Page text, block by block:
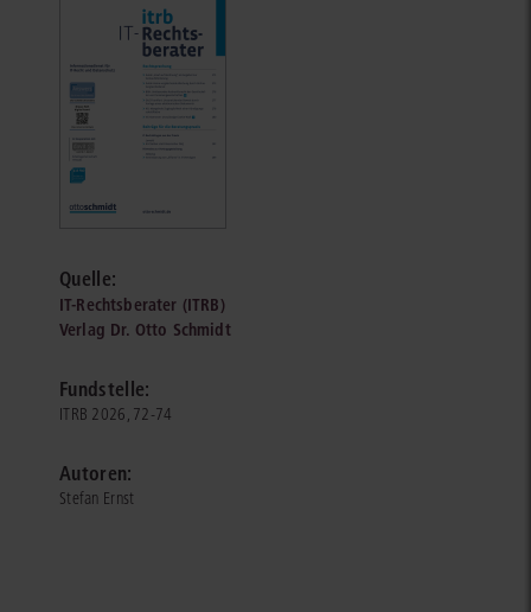
Quelle:
IT-Rechtsberater (ITRB)
Verlag Dr. Otto Schmidt
Fundstelle:
ITRB 2026, 72-74
Autoren:
Stefan Ernst